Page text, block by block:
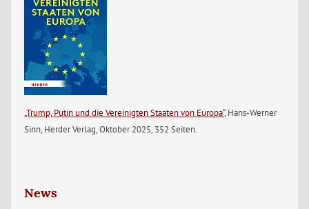
„Trump, Putin und die Vereinigten Staaten von Europa“, Hans-Werner
Sinn, Herder Verlag, Oktober 2025, 352 Seiten.
News